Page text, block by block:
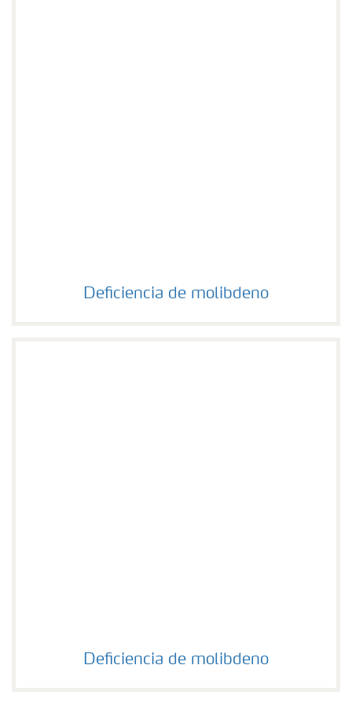
Deficiencia de molibdeno
Deficiencia de molibdeno
Deficiencia de molibdeno
Deficiencia de molibdeno